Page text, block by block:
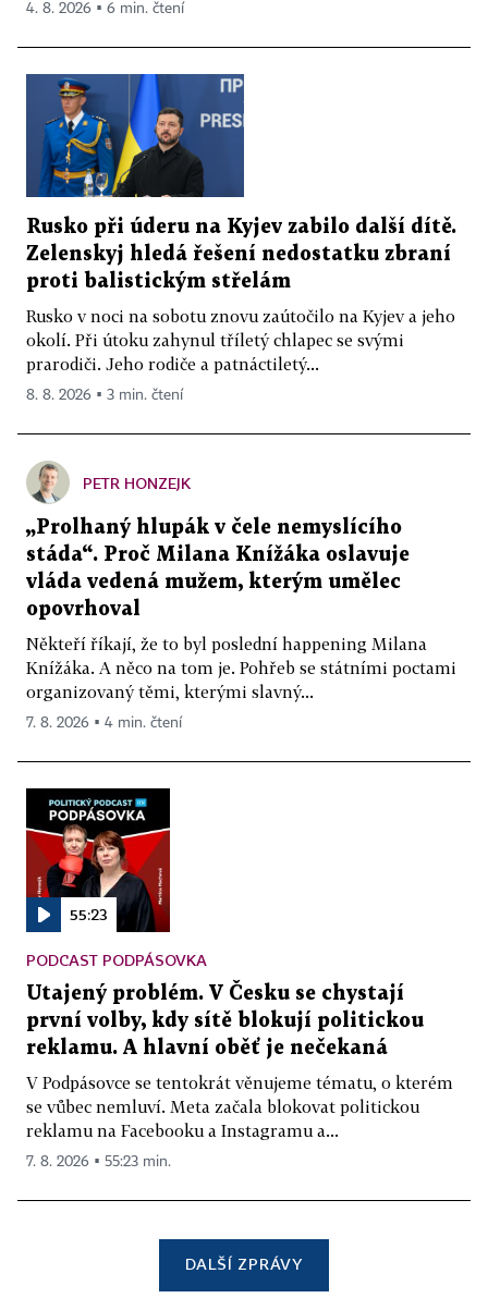
4. 8. 2026 ▪ 6 min. čtení
Rusko při úderu na Kyjev zabilo další dítě.
Zelenskyj hledá řešení nedostatku zbraní
proti balistickým střelám
Rusko v noci na sobotu znovu zaútočilo na Kyjev a jeho
okolí. Při útoku zahynul tříletý chlapec se svými
prarodiči. Jeho rodiče a patnáctiletý...
8. 8. 2026 ▪ 3 min. čtení
PETR HONZEJK
„Prolhaný hlupák v čele nemyslícího
stáda“. Proč Milana Knížáka oslavuje
vláda vedená mužem, kterým umělec
opovrhoval
Někteří říkají, že to byl poslední happening Milana
Knížáka. A něco na tom je. Pohřeb se státními poctami
organizovaný těmi, kterými slavný...
7. 8. 2026 ▪ 4 min. čtení
55:23
PODCAST PODPÁSOVKA
Utajený problém. V Česku se chystají
první volby, kdy sítě blokují politickou
reklamu. A hlavní oběť je nečekaná
V Podpásovce se tentokrát věnujeme tématu, o kterém
se vůbec nemluví. Meta začala blokovat politickou
reklamu na Facebooku a Instagramu a...
7. 8. 2026 ▪ 55:23 min.
DALŠÍ ZPRÁVY